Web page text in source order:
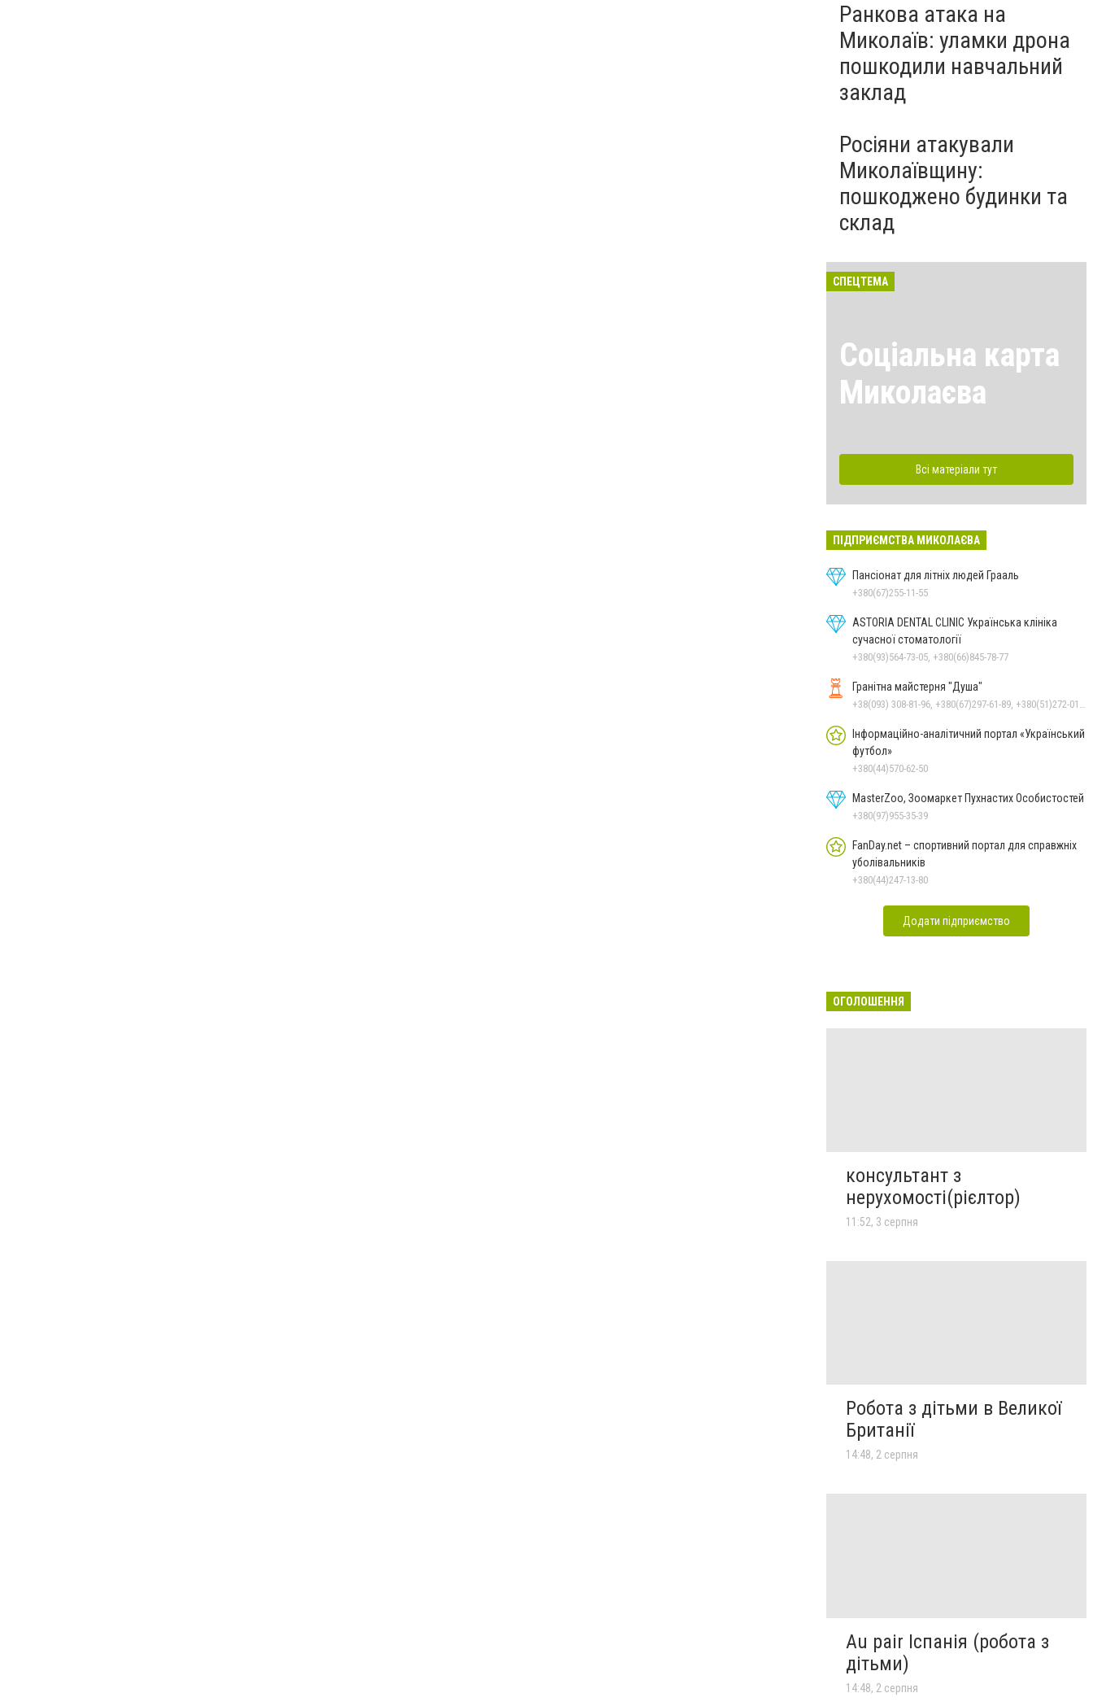
Ранкова атака на
Миколаїв: уламки дрона
пошкодили навчальний
заклад
Росіяни атакували
Миколаївщину:
пошкоджено будинки та
склад
СПЕЦТЕМА
Соціальна карта
Миколаєва
Всі матеріали тут
ПІДПРИЄМСТВА МИКОЛАЄВА
Пансіонат для літніх людей Грааль
+380(67)255-11-55
ASTORIA DENTAL CLINIC Українська клініка
сучасної стоматології
+380(93)564-73-05, +380(66)845-78-77
Гранітна майстерня "Душа"
Інформаційно-аналітичний портал «Український
футбол»
+380(44)570-62-50
MasterZoo, Зоомаркет Пухнастих Особистостей
+380(97)955-35-39
FanDay.net – спортивний портал для справжніх
уболівальників
+380(44)247-13-80
Додати підприємство
ОГОЛОШЕННЯ
консультант з
нерухомості(рієлтор)
11:52, 3 серпня
Робота з дітьми в Великої
Британії
14:48, 2 серпня
Au pair Іспанія (робота з
дітьми)
14:48, 2 серпня